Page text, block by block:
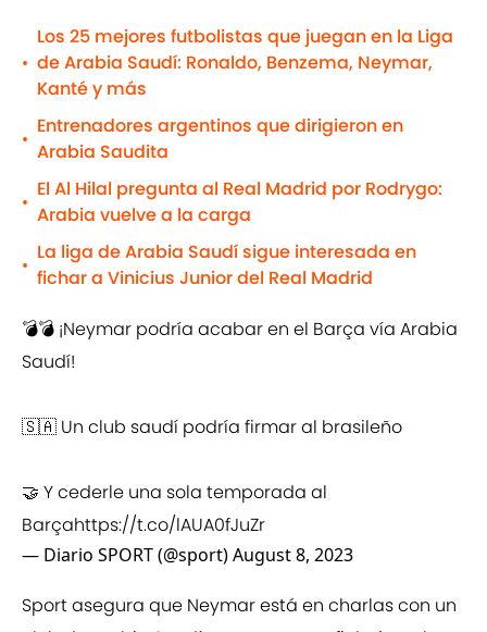
•
Los 25 mejores futbolistas que juegan en la Liga
de Arabia Saudí: Ronaldo, Benzema, Neymar,
Kanté y más
•
Entrenadores argentinos que dirigieron en
Arabia Saudita
•
El Al Hilal pregunta al Real Madrid por Rodrygo:
Arabia vuelve a la carga
•
La liga de Arabia Saudí sigue interesada en
fichar a Vinicius Junior del Real Madrid
💣💣 ¡Neymar podría acabar en el Barça vía Arabia
Saudí!
🇸🇦 Un club saudí podría firmar al brasileño
🤝 Y cederle una sola temporada al
Barçahttps://t.co/lAUA0fJuZr
— Diario SPORT (@sport)August 8, 2023
Sport asegura que Neymar está en charlas con un